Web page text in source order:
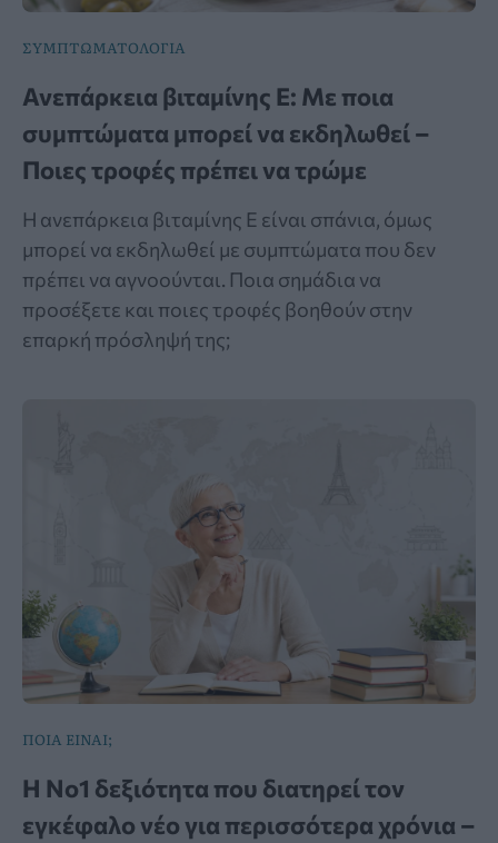
ΣΥΜΠΤΩΜΑΤΟΛΟΓΙΑ
Ανεπάρκεια βιταμίνης Ε: Με ποια
συμπτώματα μπορεί να εκδηλωθεί –
Ποιες τροφές πρέπει να τρώμε
Η ανεπάρκεια βιταμίνης Ε είναι σπάνια, όμως
μπορεί να εκδηλωθεί με συμπτώματα που δεν
πρέπει να αγνοούνται. Ποια σημάδια να
προσέξετε και ποιες τροφές βοηθούν στην
επαρκή πρόσληψή της;
ΠΟΙΑ ΕΙΝΑΙ;
Η Νο1 δεξιότητα που διατηρεί τον
εγκέφαλο νέο για περισσότερα χρόνια –